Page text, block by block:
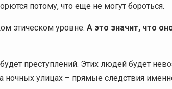
потому, что еще не могут бороться.
этическом уровне. А это значит, что
преступлений. Этих людей будет
ночных улицах – прямые следствия